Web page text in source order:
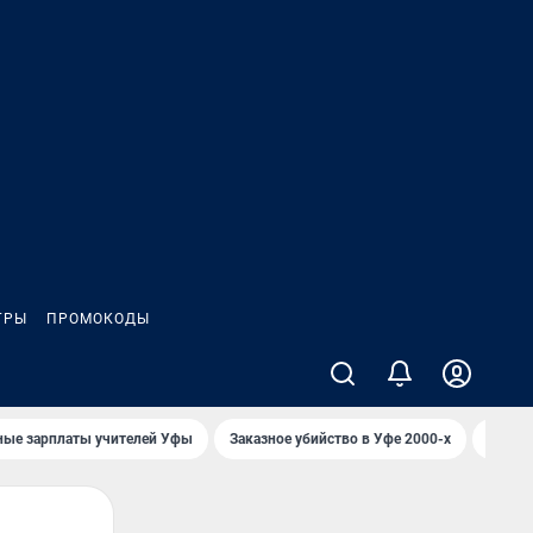
ПРОМОКОДЫ
зарплаты учителей Уфы Заказное убийство в Уфе 2000-х